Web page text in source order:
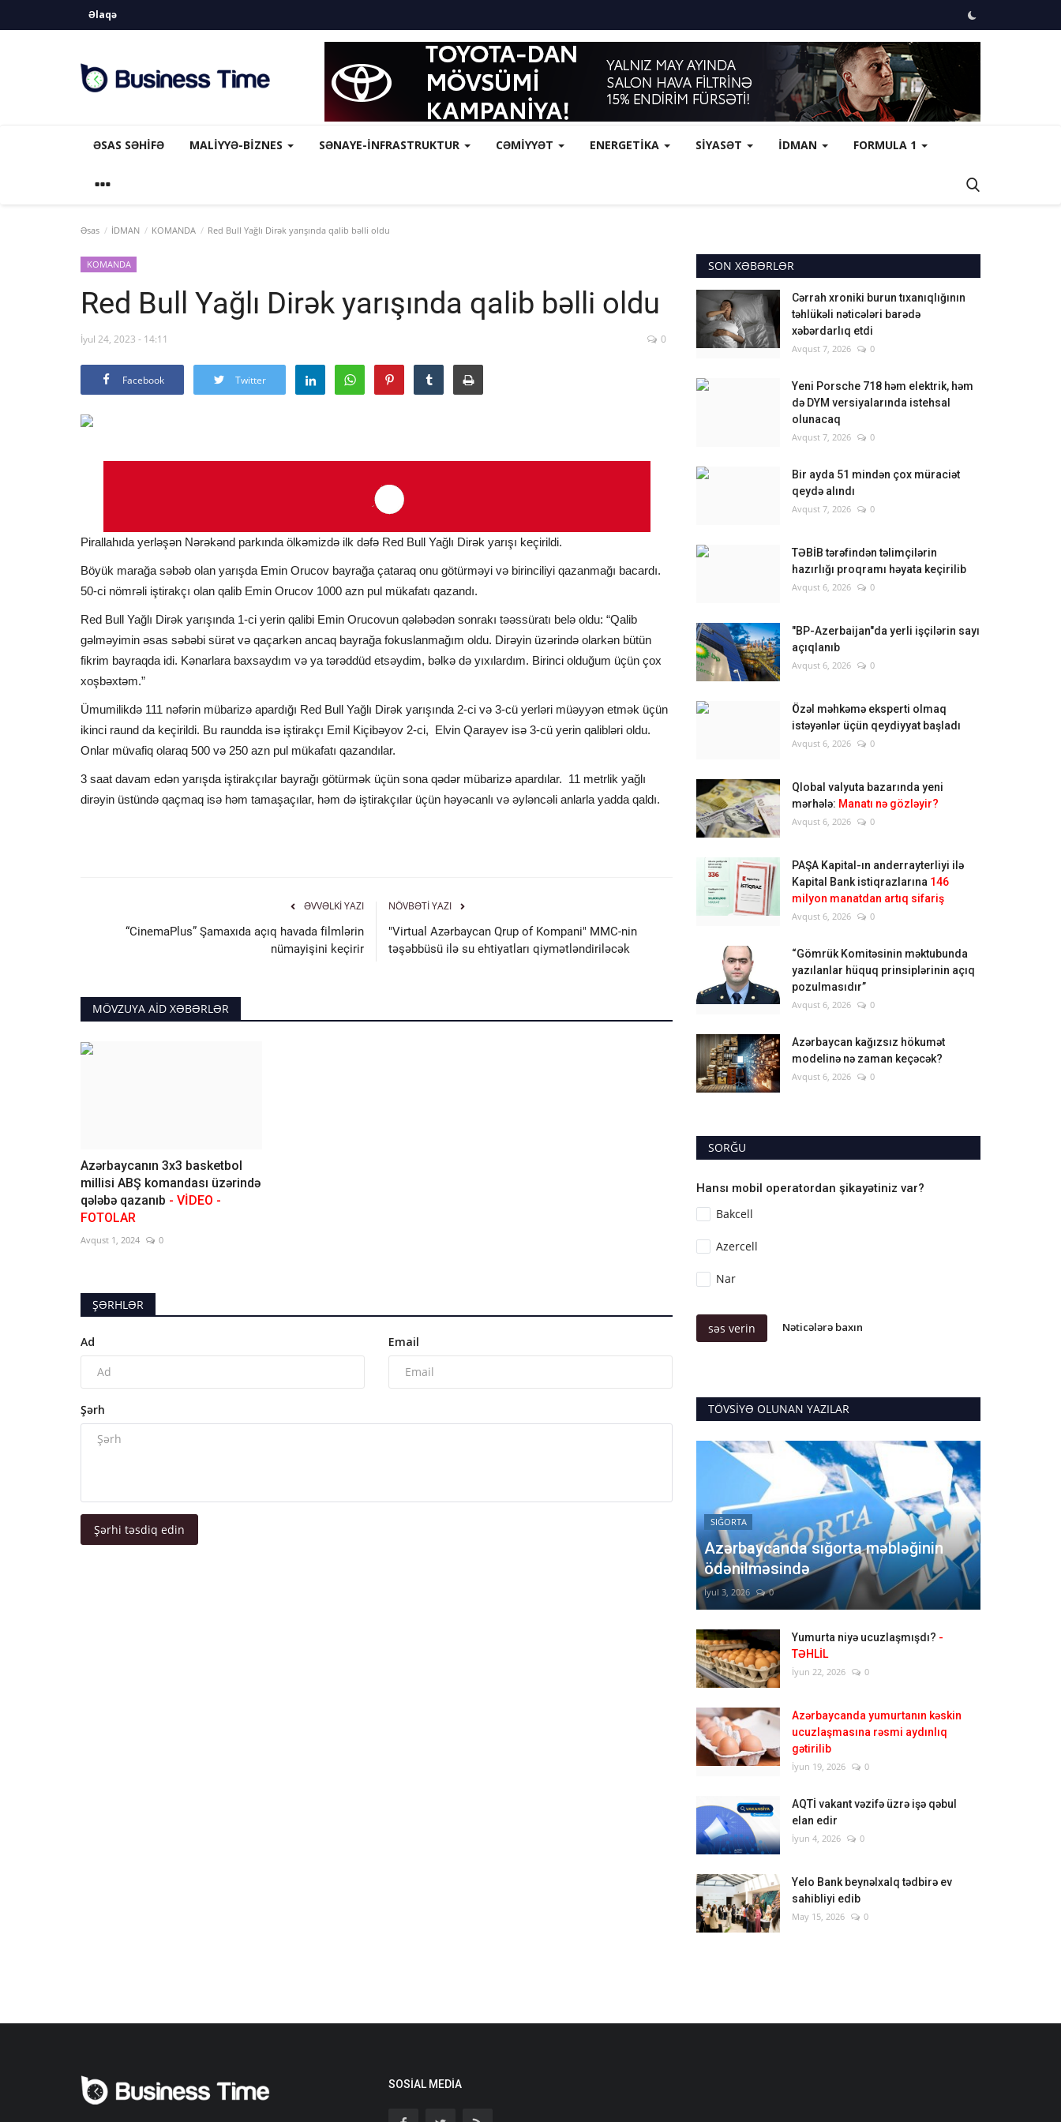
Əlaqə
ƏSAS SƏHIFƏ MALİYYƏ-BİZNES SƏNAYE-İNFRASTRUKTUR CƏMİYYƏT ENERGETİKA SİYASƏT İDMAN FORMULA 1
Əsas İDMAN KOMANDA Red Bull Yağlı Dirək yarışında qalib bəlli oldu
KOMANDA
Red Bull Yağlı Dirək yarışında qalib bəlli oldu
İyul 24, 2023 - 14:11 0
Facebook Twitter
Pirallahıda yerləşən Nərəkənd parkında ölkəmizdə ilk dəfə Red Bull Yağlı Dirək yarışı keçirildi.
Böyük marağa səbəb olan yarışda Emin Orucov bayrağa çataraq onu götürməyi və birinciliyi qazanmağı bacardı.
50-ci nömrəli iştirakçı olan qalib Emin Orucov 1000 azn pul mükafatı qazandı.
Red Bull Yağlı Dirək yarışında 1-ci yerin qalibi Emin Orucovun qələbədən sonrakı təəssüratı belə oldu: “Qalib
gəlməyimin əsas səbəbi sürət və qaçarkən ancaq bayrağa fokuslanmağım oldu. Dirəyin üzərində olarkən bütün
fikrim bayraqda idi. Kənarlara baxsaydım və ya tərəddüd etsəydim, bəlkə də yıxılardım. Birinci olduğum üçün çox
xoşbəxtəm.”
Ümumilikdə 111 nəfərin mübarizə apardığı Red Bull Yağlı Dirək yarışında 2-ci və 3-cü yerləri müəyyən etmək üçün
ikinci raund da keçirildi. Bu raundda isə iştirakçı Emil Kiçibəyov 2-ci, Elvin Qarayev isə 3-cü yerin qalibləri oldu.
Onlar müvafiq olaraq 500 və 250 azn pul mükafatı qazandılar.
3 saat davam edən yarışda iştirakçılar bayrağı götürmək üçün sona qədər mübarizə apardılar. 11 metrlik yağlı
dirəyin üstündə qaçmaq isə həm tamaşaçılar, həm də iştirakçılar üçün həyəcanlı və əyləncəli anlarla yadda qaldı.
ƏVVƏLKI YAZI
“CinemaPlus” Şamaxıda açıq havada filmlərin
nümayişini keçirir
NÖVBƏTI YAZI
"Virtual Azərbaycan Qrup of Kompani" MMC-nin
təşəbbüsü ilə su ehtiyatları qiymətləndiriləcək
MÖVZUYA AID XƏBƏRLƏR
Azərbaycanın 3x3 basketbol
millisi ABŞ komandası üzərində
qələbə qazanıb - VİDEO -
FOTOLAR
Avqust 1, 2024 0
ŞƏRHLƏR
Ad Email
Şərh
Şərhi təsdiq edin
SON XƏBƏRLƏR
Cərrah xroniki burun tıxanıqlığının
təhlükəli nəticələri barədə
xəbərdarlıq etdi
Avqust 7, 2026 0
Yeni Porsche 718 həm elektrik, həm
də DYM versiyalarında istehsal
olunacaq
Avqust 7, 2026 0
Bir ayda 51 mindən çox müraciət
qeydə alındı
Avqust 7, 2026 0
TƏBİB tərəfindən təlimçilərin
hazırlığı proqramı həyata keçirilib
Avqust 6, 2026 0
"BP-Azerbaijan"da yerli işçilərin sayı
açıqlanıb
Avqust 6, 2026 0
Özəl məhkəmə eksperti olmaq
istəyənlər üçün qeydiyyat başladı
Avqust 6, 2026 0
Qlobal valyuta bazarında yeni
mərhələ: Manatı nə gözləyir?
Avqust 6, 2026 0
PAŞA Kapital-ın anderrayterliyi ilə
Kapital Bank istiqrazlarına 146
milyon manatdan artıq sifariş
Avqust 6, 2026 0
“Gömrük Komitəsinin məktubunda
yazılanlar hüquq prinsiplərinin açıq
pozulmasıdır”
Avqust 6, 2026 0
Azərbaycan kağızsız hökumət
modelinə nə zaman keçəcək?
Avqust 6, 2026 0
SORĞU
Hansı mobil operatordan şikayətiniz var?
Bakcell
Azercell
Nar
səs verin Nəticələrə baxın
TÖVSIYƏ OLUNAN YAZILAR
SIĞORTA
Azərbaycanda sığorta məbləğinin
ödənilməsində
İyul 3, 2026 0
Yumurta niyə ucuzlaşmışdı? -
TƏHLİL
İyun 22, 2026 0
Azərbaycanda yumurtanın kəskin
ucuzlaşmasına rəsmi aydınlıq
gətirilib
İyun 19, 2026 0
AQTİ vakant vəzifə üzrə işə qəbul
elan edir
İyun 4, 2026 0
Yelo Bank beynəlxalq tədbirə ev
sahibliyi edib
May 15, 2026 0
SOSIAL MEDIA